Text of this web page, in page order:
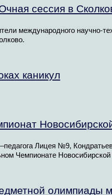
сессия в
международного научно-
каникул
Лицея №9,
Чемпионате
олимпиады